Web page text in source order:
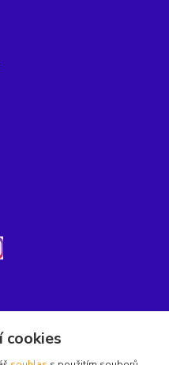
cookies